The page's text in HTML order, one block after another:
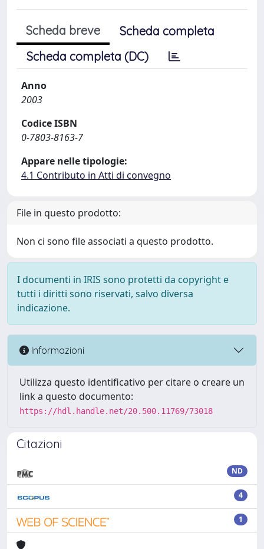
Scheda breve
Scheda completa
Scheda completa (DC)
Anno
2003
Codice ISBN
0-7803-8163-7
Appare nelle tipologie:
4.1 Contributo in Atti di convegno
File in questo prodotto:
Non ci sono file associati a questo prodotto.
I documenti in IRIS sono protetti da copyright e
tutti i diritti sono riservati, salvo diversa
indicazione.
Informazioni
Utilizza questo identificativo per citare o creare un
link a questo documento:
https://hdl.handle.net/20.500.11769/73018
Citazioni
ND
4
1